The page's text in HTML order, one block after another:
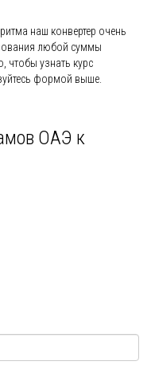
наш конвертер очень
любой суммы
чтобы узнать курс
формой выше.
ОАЭ к